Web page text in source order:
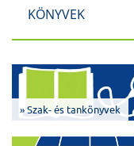
KÖNYVEK
» Szak- és tankönyvek